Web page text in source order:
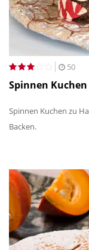
50
Spinnen Kuchen
Spinnen Kuchen zu
Backen.